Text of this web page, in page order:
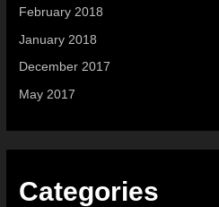
February 2018
January 2018
December 2017
May 2017
Categories